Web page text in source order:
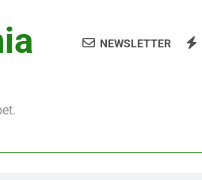
Berita Terbaru Duel
Terkenal Dari Inggris Dan Jerman
WIB Lengkap dengan Preview
Besar Pecinta Sepak Bola
NEWSLETTER